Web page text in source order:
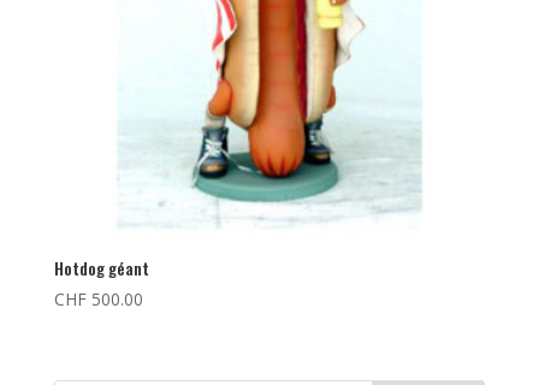
Hotdog géant
CHF500.00